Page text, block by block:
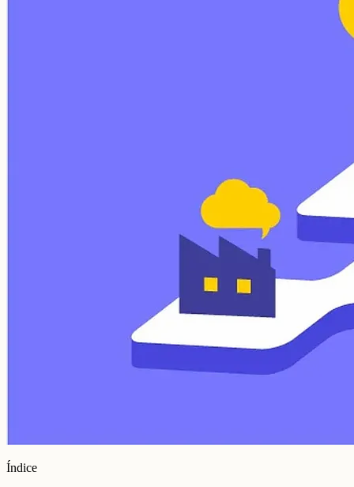
Índice